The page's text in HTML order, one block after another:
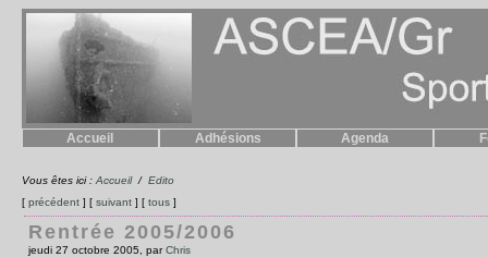
Accueil Adhésions Agenda
Vous êtes ici : Accueil/ Edito
[ précédent] [ suivant] [ tous]
Rentrée 2005/2006
jeudi 27 octobre 2005, parChris